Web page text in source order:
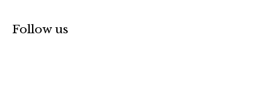
Follow us